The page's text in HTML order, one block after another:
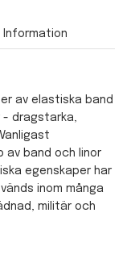
Information
av elastiska band
- dragstarka,
av band och linor
egenskaper har
inom många
militär och